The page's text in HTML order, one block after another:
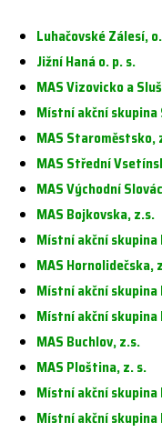
Luhačovské Zálesí,
Jižní Haná o. p. s.
MAS Vizovicko a
Místní akční skupina
MAS Staroměstsko,
MAS Střední
MAS Východní
MAS Bojkovska, z.s.
Místní akční skupina
MAS Hornolidečska,
Místní akční skupina
Místní akční
MAS Buchlov, z.s.
MAS Ploština, z. s.
Místní akční
Místní akční skupina